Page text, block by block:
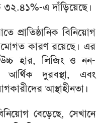
এ দাঁড়িয়েছে।
প্রাতিষ্ঠানিক বিনিয়োগ
কারণ রয়েছে। এর
হার, লিজিং ও নন-
আর্থিক দুরবস্থা, এবং
আস্থাহীনতা।
বেড়েছে, সেখানে